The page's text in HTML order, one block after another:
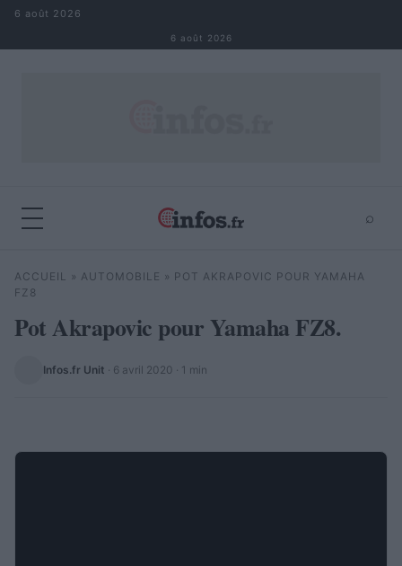
Aller au contenu
6 août 2026
6 août 2026
⌕
Rechercher ⌕
ACCUEIL » AUTOMOBILE » POT AKRAPOVIC POUR YAMAHA
FZ8
Pot Akrapovic pour Yamaha FZ8.
Infos.fr Unit · 6 avril 2020 · 1 min